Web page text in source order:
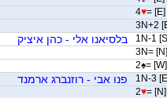
4♥= [E]
3N+2
1N-1 בלסיאנו אלי - כהן איציק
3N= [N]
2♠= [W]
1N-3 פנו אבי - רוזנברג ארמנד
2♥= [N]